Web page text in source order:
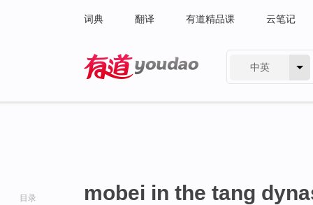
词典 翻译 有道精品课 云笔记
中英
目录 mobei in the tang